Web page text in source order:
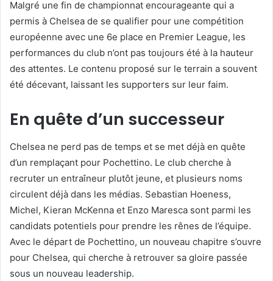
Malgré une fin de championnat encourageante qui a
permis à Chelsea de se qualifier pour une compétition
européenne avec une 6e place en Premier League, les
performances du club n’ont pas toujours été à la hauteur
des attentes. Le contenu proposé sur le terrain a souvent
été décevant, laissant les supporters sur leur faim.
En quête d’un successeur
Chelsea ne perd pas de temps et se met déjà en quête
d’un remplaçant pour Pochettino. Le club cherche à
recruter un entraîneur plutôt jeune, et plusieurs noms
circulent déjà dans les médias. Sebastian Hoeness,
Michel, Kieran McKenna et Enzo Maresca sont parmi les
candidats potentiels pour prendre les rênes de l’équipe.
Avec le départ de Pochettino, un nouveau chapitre s’ouvre
pour Chelsea, qui cherche à retrouver sa gloire passée
sous un nouveau leadership.